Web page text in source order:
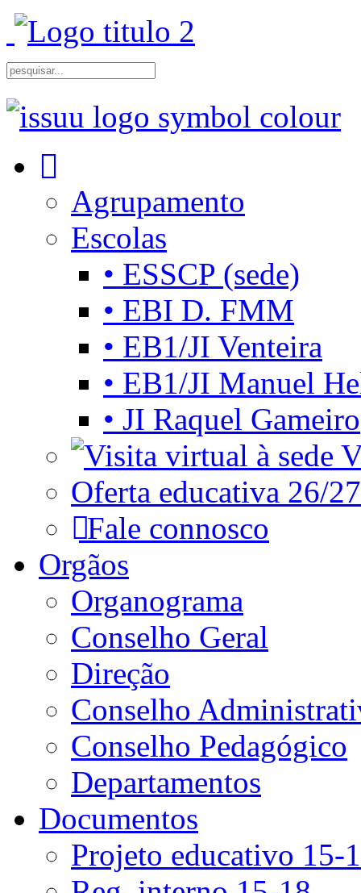
Agrupamento
Escolas
• ESSCP (sede)
• EBI D. FMM
• EB1/JI Venteira
• EB1/JI Manuel
• JI Raquel Gameiro
Oferta educativa 26/27
Fale connosco
Orgãos
Organograma
Conselho Geral
Direção
Conselho
Conselho Pedagógico
Departamentos
Documentos
Projeto educativo 15-